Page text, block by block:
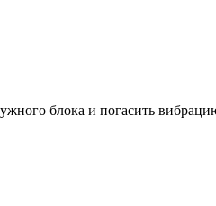
блока и погасить